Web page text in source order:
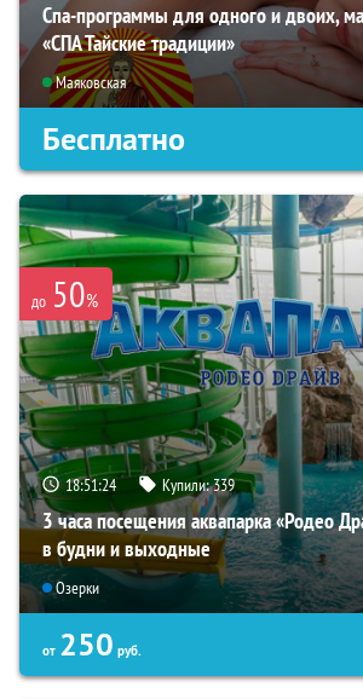
Спа-программы для одного и двоих,
«СПА Тайские традиции»
Маяковская
Бесплатно
до 50%
18:51:22 Купили:339
3 часа посещения аквапарка «Родео
в будни и выходные
Озерки
от 250 руб.